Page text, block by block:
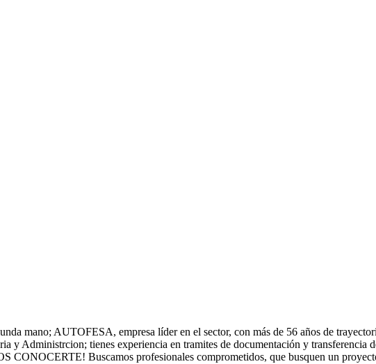
mano; AUTOFESA, empresa líder en el sector, con más de 56 años de
y Administrcion; tienes experiencia en tramites de documentación y transferencia
CONOCERTE! Buscamos profesionales comprometidos, que busquen un